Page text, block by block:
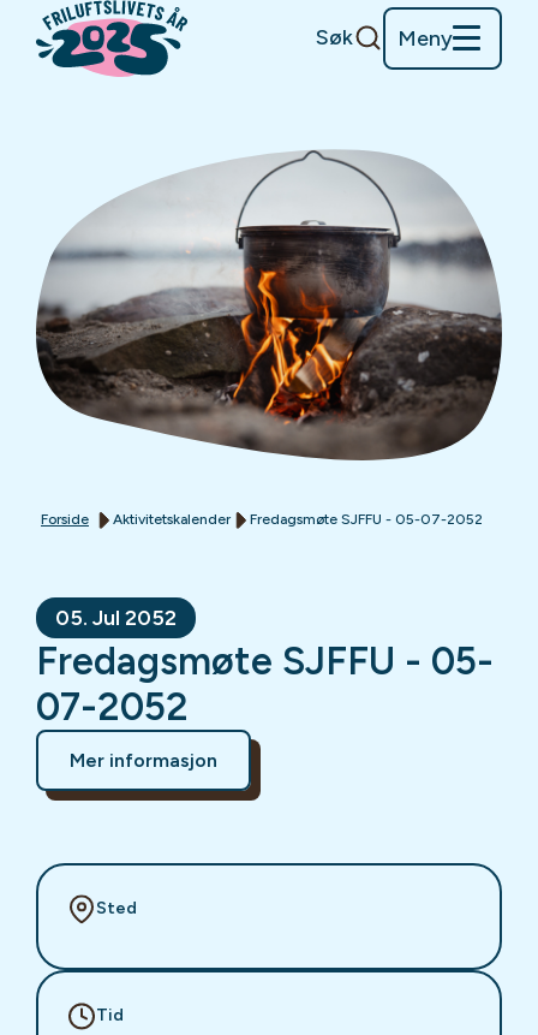
Søk Meny
Forside Aktivitetskalender Fredagsmøte SJFFU - 05-07-2052
05. Jul 2052
Fredagsmøte SJFFU - 05-
07-2052
Mer informasjon
Sted
Tid